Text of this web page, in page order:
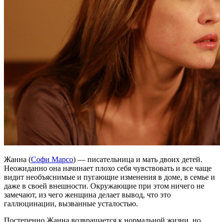
Жанна (Софи Марсо) — писательница и мать двоих детей.
Неожиданно она начинает плохо себя чувствовать и все чаще
видит необъяснимые и пугающие изменения в доме, в семье и
даже в своей внешности. Окружающие при этом ничего не
замечают, из чего женщина делает вывод, что это
галлюцинации, вызванные усталостью.
Постепенно Жанна возвращается к нормальной жизни, но